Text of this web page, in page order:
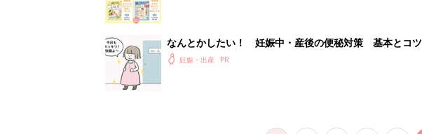
なんとかしたい！ 妊娠中・産後の便秘対策 基本とコツ
妊娠・出産